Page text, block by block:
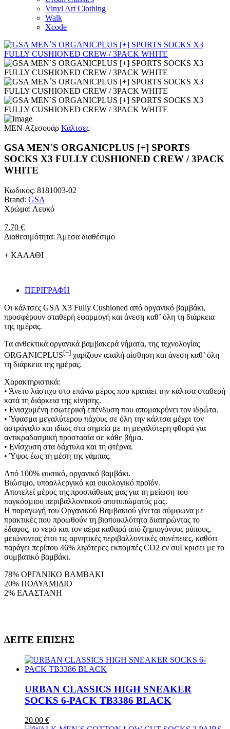
Vinyl Art Clothing
Walk
Xcode
MEN Αξεσουάρ Κάλτσες
GSA MEN΄S ORGANICPLUS [+] SPORTS
SOCKS X3 FULLY CUSHIONED CREW / 3PACK
WHITE
Κωδικός: 8181003-02
Brand: GSA
Χρώμα: Λευκό
7.70 €
Διαθεσιμότητα: Άμεσα διαθέσιμο
+ ΚΑΛΑΘΙ
ΠΕΡΙΓΡΑΦΗ
Οι κάλτσες GSA X3 Fully Cushioned από οργανικό βαμβάκι,
προσφέρουν σταθερή εφαρμογή και άνεση καθ’ όλη τη διάρκεια
της ημέρας.
Τα ανθεκτικά οργανικά βαμβακερά νήματα, της τεχνολογίας
ORGANICPLUS[+] χαρίζουν απαλή αίσθηση και άνεση καθ’ όλη
τη διάρκεια της ημέρας.
Χαρακτηριστικά:
• Άνετο λάστιχο στο επάνω μέρος που κρατάει την κάλτσα σταθερή
κατά τη διάρκεια της κίνησης.
• Ενισχυμένη εσωτερική επένδυση που απομακρύνει τον ιδρώτα.
• Ύφασμα μεγαλύτερου πάχους σε όλη την κάλτσα μέχρι τον
αστράγαλο και ιδίως στα σημεία με τη μεγαλύτερη φθορά για
αντικραδασμική προστασία σε κάθε βήμα.
• Ενίσχυση στα δάχτυλα και τη φτέρνα.
• Ύψος έως τη μέση της γάμπας.
Από 100% φυσικό, οργανικό βαμβάκι.
Βιώσιμο, υποαλλεργικό και οικολογικό προϊόν.
Αποτελεί μέρος της προσπάθειας μας για τη μείωση του
παγκόσμιου περιβαλλοντικού αποτυπώματός μας.
Η παραγωγή του Οργανικού Βαμβακιού γίνεται σύμφωνα με
πρακτικές που προωθούν τη βιοποικιλότητα διατηρώντας το
έδαφος, το νερό και τον αέρα καθαρά από ζημιογόνους ρύπους,
μειώνοντας έτσι τις αρνητικές περιβαλλοντικές συνέπειες, καθότι
παράγει περίπου 46% λιγότερες εκπομπές CO2 εν συΓκρισει με το
συμβατικό βαμβάκι.
78% ΟΡΓΑΝΙΚΟ ΒΑΜΒΑΚΙ
20% ΠΟΛΥΑΜΙΔΙΟ
2% ΕΛΑΣΤΑΝΗ
ΔΕΙΤΕ ΕΠΙΣΗΣ
URBAN CLASSICS HIGH SNEAKER
SOCKS 6-PACK TB3386 BLACK
20.00 €